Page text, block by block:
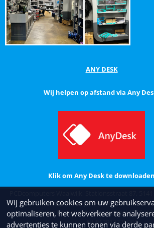
ANY DESK
Wij helpen op afstand via Any
Klik om Any Desk te downloaden
info@pcdcomputers.nl | Telefoon:
Inschrijving Kamer van Koophandel
NL812912275B01
Wij gebruiken cookies om uw
optimaliseren, het webverkeer te
advertenties te kunnen tonen via derde